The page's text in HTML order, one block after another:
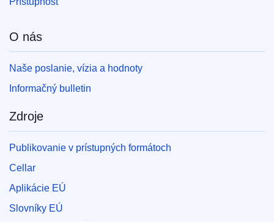
O nás
Naše poslanie, vízia a hodnoty
Informačný bulletin
Zdroje
Publikovanie v prístupných formátoch
Cellar
Aplikácie EÚ
Slovníky EÚ